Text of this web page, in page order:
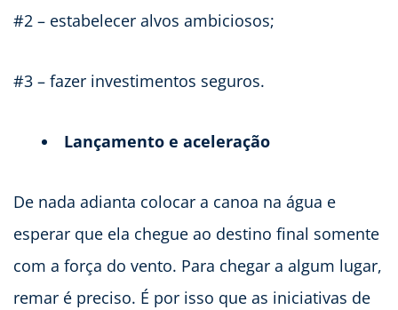
#2 – estabelecer alvos ambiciosos;
#3 – fazer investimentos seguros.
Lançamento e aceleração
De nada adianta colocar a canoa na água e
esperar que ela chegue ao destino final somente
com a força do vento. Para chegar a algum lugar,
remar é preciso. É por isso que as iniciativas de